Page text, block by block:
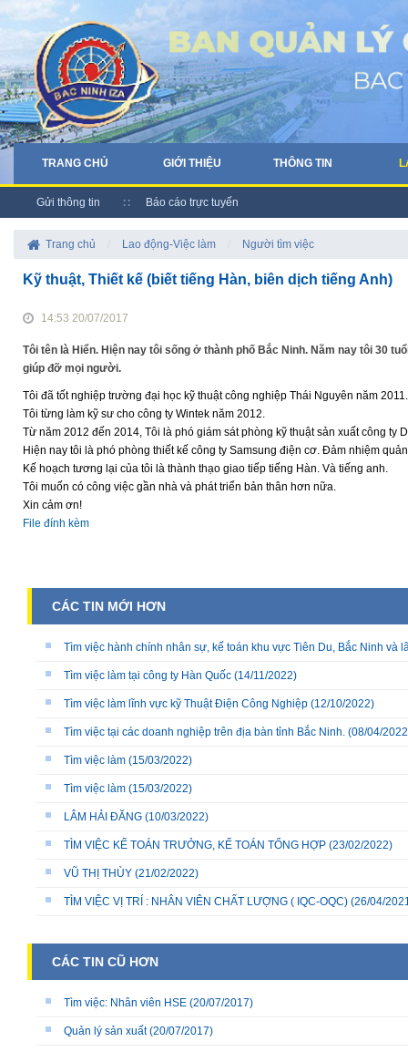
TRANG CHỦ GIỚI THIỆU THÔNG TIN
Gửi thông tin Báo cáo trực tuyến
Trang chủ Lao động-Việc làm Người tìm việc
Kỹ thuật, Thiết kế (biết tiếng Hàn, biên dịch tiếng Anh)
14:53 20/07/2017
Tôi tên là Hiển. Hiện nay tôi sống ở thành phố Bắc Ninh. Năm nay tôi 30
giúp đỡ mọi người.
Tôi đã tốt nghiệp trường đại học kỹ thuật công nghiệp Thái Nguyên năm
Tôi từng làm kỹ sư cho công ty Wintek năm 2012.
Từ năm 2012 đến 2014, Tôi là phó giám sát phòng kỹ thuật sản xuất công ty
Hiện nay tôi là phó phòng thiết kế công ty Samsung điện cơ. Đảm nhiệm
Kế hoạch tương lại của tôi là thành thạo giao tiếp tiếng Hàn. Và tiếng anh.
Tôi muốn có công việc gần nhà và phát triển bản thân hơn nữa.
Xin cảm ơn!
File đính kèm
CÁC TIN MỚI HƠN
Tìm việc hành chính nhân sự, kế toán khu vực Tiên Du, Bắc Ninh và
Tìm việc làm tại công ty Hàn Quốc (14/11/2022)
Tìm việc làm lĩnh vực kỹ Thuật Điện Công Nghiệp (12/10/2022)
Tìm việc tại các doanh nghiệp trên địa bàn tỉnh Bắc Ninh. (08/04/
Tìm việc làm (15/03/2022)
Tìm việc làm (15/03/2022)
LÂM HẢI ĐĂNG (10/03/2022)
TÌM VIỆC KẾ TOÁN TRƯỞNG, KẾ TOÁN TỔNG HỢP (23/02/2022)
VŨ THỊ THÙY (21/02/2022)
TÌM VIỆC VỊ TRÍ : NHÂN VIÊN CHẤT LƯỢNG ( IQC-OQC) (26/04/
CÁC TIN CŨ HƠN
Tìm việc: Nhân viên HSE (20/07/2017)
Quản lý sản xuất(20/07/2017)